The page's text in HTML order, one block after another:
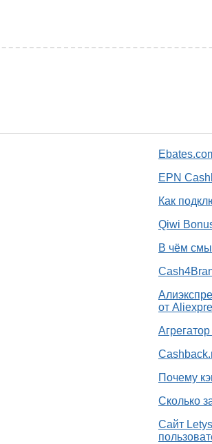
EPN
Как
Qiwi
В чём
от
Почему
Сколько
Сайт